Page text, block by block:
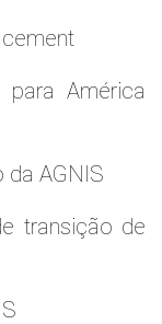
América
da AGNIS
transição de